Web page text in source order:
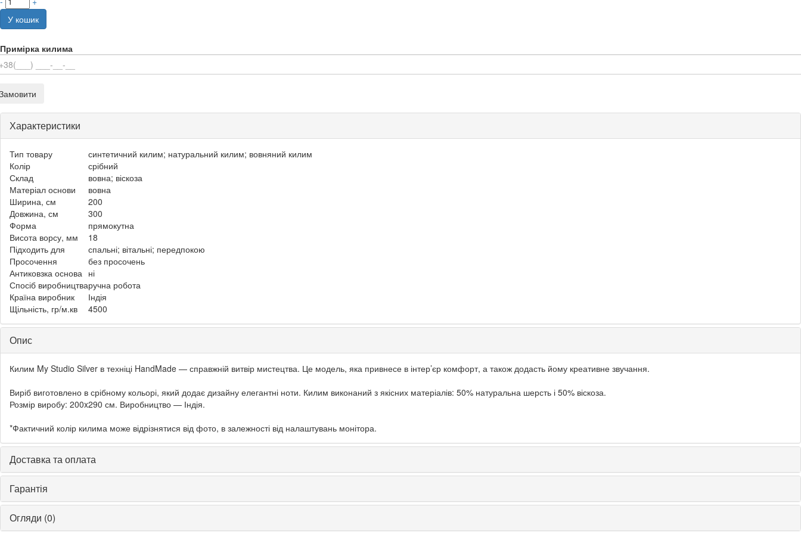
У кошик
Примірка килима
Характеристики
Тип товару
синтетичний килим; натуральний килим; вовняний килим
Колір
срібний
Склад
вовна; віскоза
Матеріал основи
вовна
Ширина, см
200
Довжина, см
300
Форма
прямокутна
Висота ворсу, мм
18
Підходить для
спальні; вітальні; передпокою
Просочення
без просочень
Антиковзка основа ні
Спосіб виробництваручна робота
Країна виробник
Індія
Щільність, гр/м.кв
4500
Опис
Килим My Studio Silver в техніці HandMade — справжній витвір мистецтва. Це модель, яка привнесе в інтер’єр комфорт, а також додасть йому креативне звучання.
Виріб виготовлено в срібному кольорі, який додає дизайну елегантні ноти. Килим виконаний з якісних матеріалів: 50% натуральна шерсть і 50% віскоза.
Розмір виробу: 200x290 см. Виробництво — Індія.
*Фактичний колір килима може відрізнятися від фото, в залежності від налаштувань монітора.
Доставка та оплата
Гарантія
Огляди (0)